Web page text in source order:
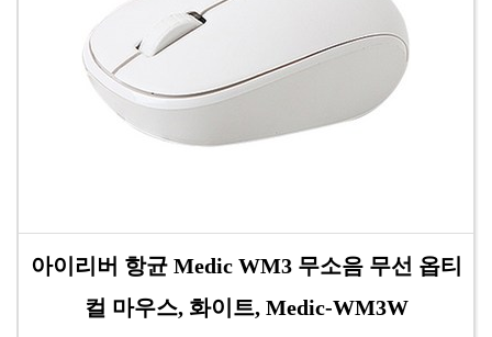
아이리버 항균 Medic WM3 무소음 무선 옵티
컬 마우스, 화이트, Medic-WM3W